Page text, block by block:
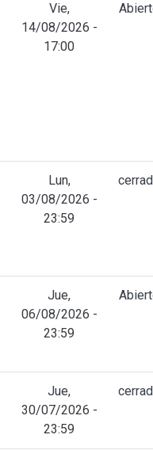
Vie,
14/08/2026 -
17:00
Lun,
03/08/2026 -
23:59
Jue,
06/08/2026 -
23:59
Jue,
30/07/2026 -
23:59